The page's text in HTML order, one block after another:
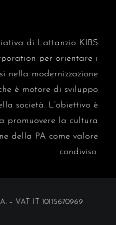
i CCNL
una PA
di Lattanzio KIBS
per orientare i
nella modernizzazione
è motore di sviluppo
società. L’obiettivo è
promuovere la cultura
della PA come valore
condiviso.
– VAT IT 10115670969